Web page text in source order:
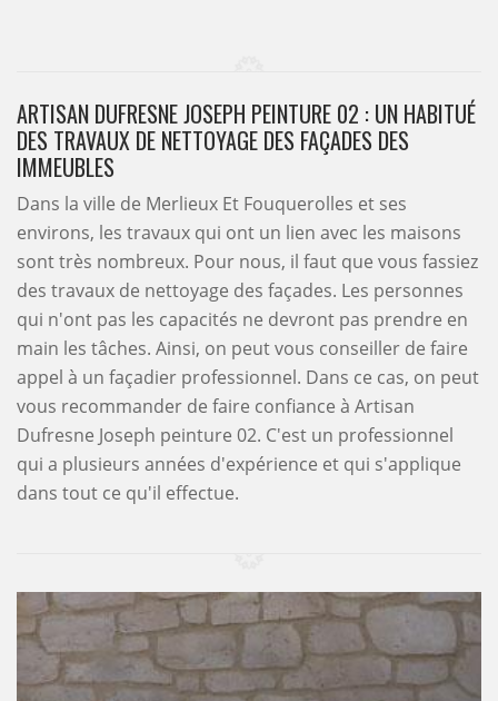
ARTISAN DUFRESNE JOSEPH PEINTURE 02 : UN HABITUÉ
DES TRAVAUX DE NETTOYAGE DES FAÇADES DES
IMMEUBLES
Dans la ville de Merlieux Et Fouquerolles et ses
environs, les travaux qui ont un lien avec les maisons
sont très nombreux. Pour nous, il faut que vous fassiez
des travaux de nettoyage des façades. Les personnes
qui n'ont pas les capacités ne devront pas prendre en
main les tâches. Ainsi, on peut vous conseiller de faire
appel à un façadier professionnel. Dans ce cas, on peut
vous recommander de faire confiance à Artisan
Dufresne Joseph peinture 02. C'est un professionnel
qui a plusieurs années d'expérience et qui s'applique
dans tout ce qu'il effectue.